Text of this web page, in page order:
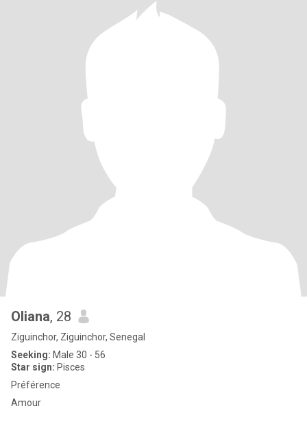
Oliana, 28
Ziguinchor, Ziguinchor, Senegal
Seeking: Male 30 - 56
Star sign: Pisces
Préférence
Amour